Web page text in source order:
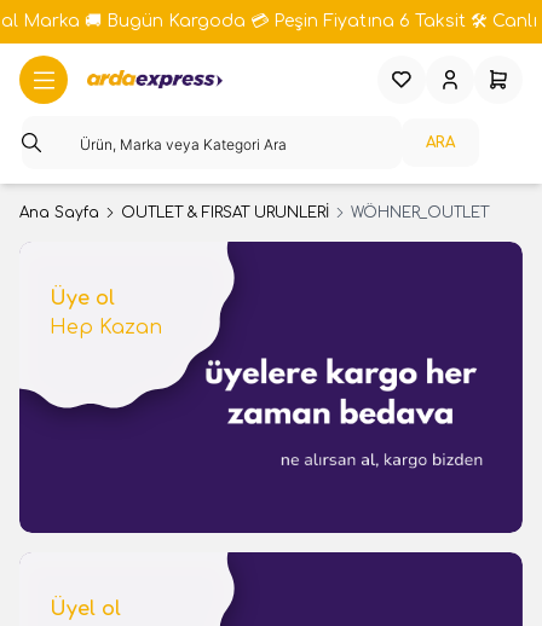
Marka 🚚 Bugün Kargoda 💳 Peşin Fiyatına 6 Taksit 🛠️ Canlı
ARA
FavorilerimHesabım
Ana Sayfa OUTLET & FIRSAT ÜRÜNLERİ WÖHNER_OUTLET
Üye ol
Hep Kazan
Üyel ol